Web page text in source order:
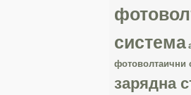
система
фотоволтаични
зарядна